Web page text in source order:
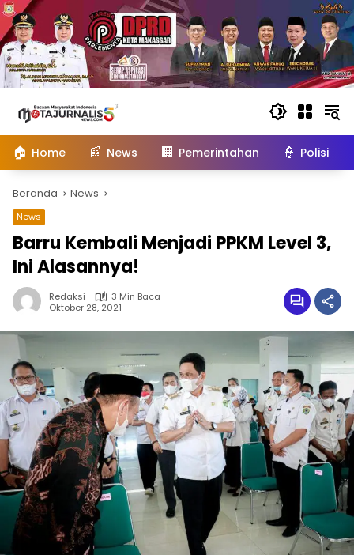
konten
🏠 Home 📰 News 🏢 Pemerintahan 👮 Polisi
Beranda News
News
Barru Kembali Menjadi PPKM Level 3,
Ini Alasannya!
Redaksi
3 Min Baca
Oktober 28, 2021